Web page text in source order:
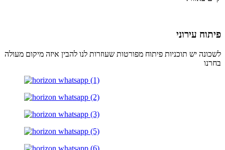
פיתוח עירוני
לשכונה יש תוכניות פיתוח מפורטות שעוזרות לנו להבין איזה מיקום מעולה
בחרנו